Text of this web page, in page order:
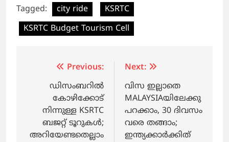
Tagged: city ride
KSRTC
KSRTC Budget Tourism Cell
navigation
Previous:
ഡിസംബറിൽ
കോഴിക്കോട്
നിന്നുള്ള KSRTC
ബജറ്റ് ടൂറുകൾ;
അറിയേണ്ടതെല്ലാം
Next:
വിസ ഇല്ലാതെ
MALAYSIAയിലേക്കു
പറക്കാം, 30 ദിവസം
വരെ തങ്ങാം;
ഇന്ത്യക്കാര്‍ക്കിത്